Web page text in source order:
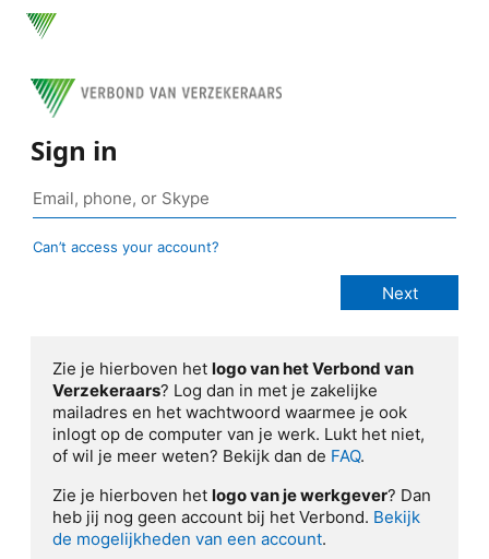
Sign in
Can’t access your account?
Zie je hierboven het logo van het Verbond van
Verzekeraars? Log dan in met je zakelijke
mailadres en het wachtwoord waarmee je ook
inlogt op de computer van je werk. Lukt het niet,
of wil je meer weten? Bekijk dan de FAQ.
Zie je hierboven het logo van je werkgever? Dan
heb jij nog geen account bij het Verbond. Bekijk
de mogelijkheden van een account.